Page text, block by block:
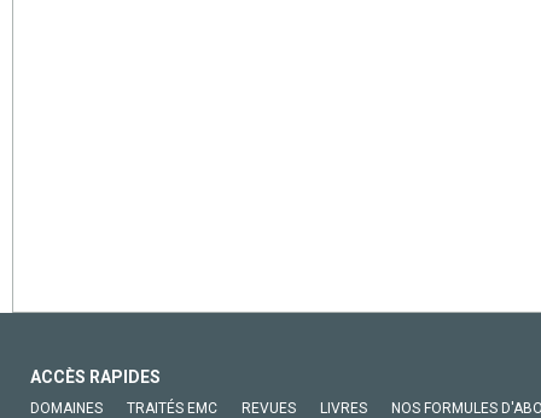
ACCÈS RAPIDES
DOMAINES TRAITÉS EMC REVUES LIVRES NOS FORMULES